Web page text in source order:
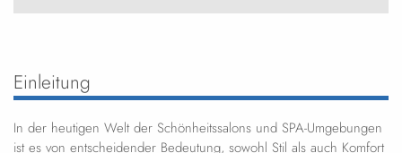
Einleitung
In der heutigen Welt der Schönheitssalons und SPA-Umgebungen
ist es von entscheidender Bedeutung, sowohl Stil als auch Komfort